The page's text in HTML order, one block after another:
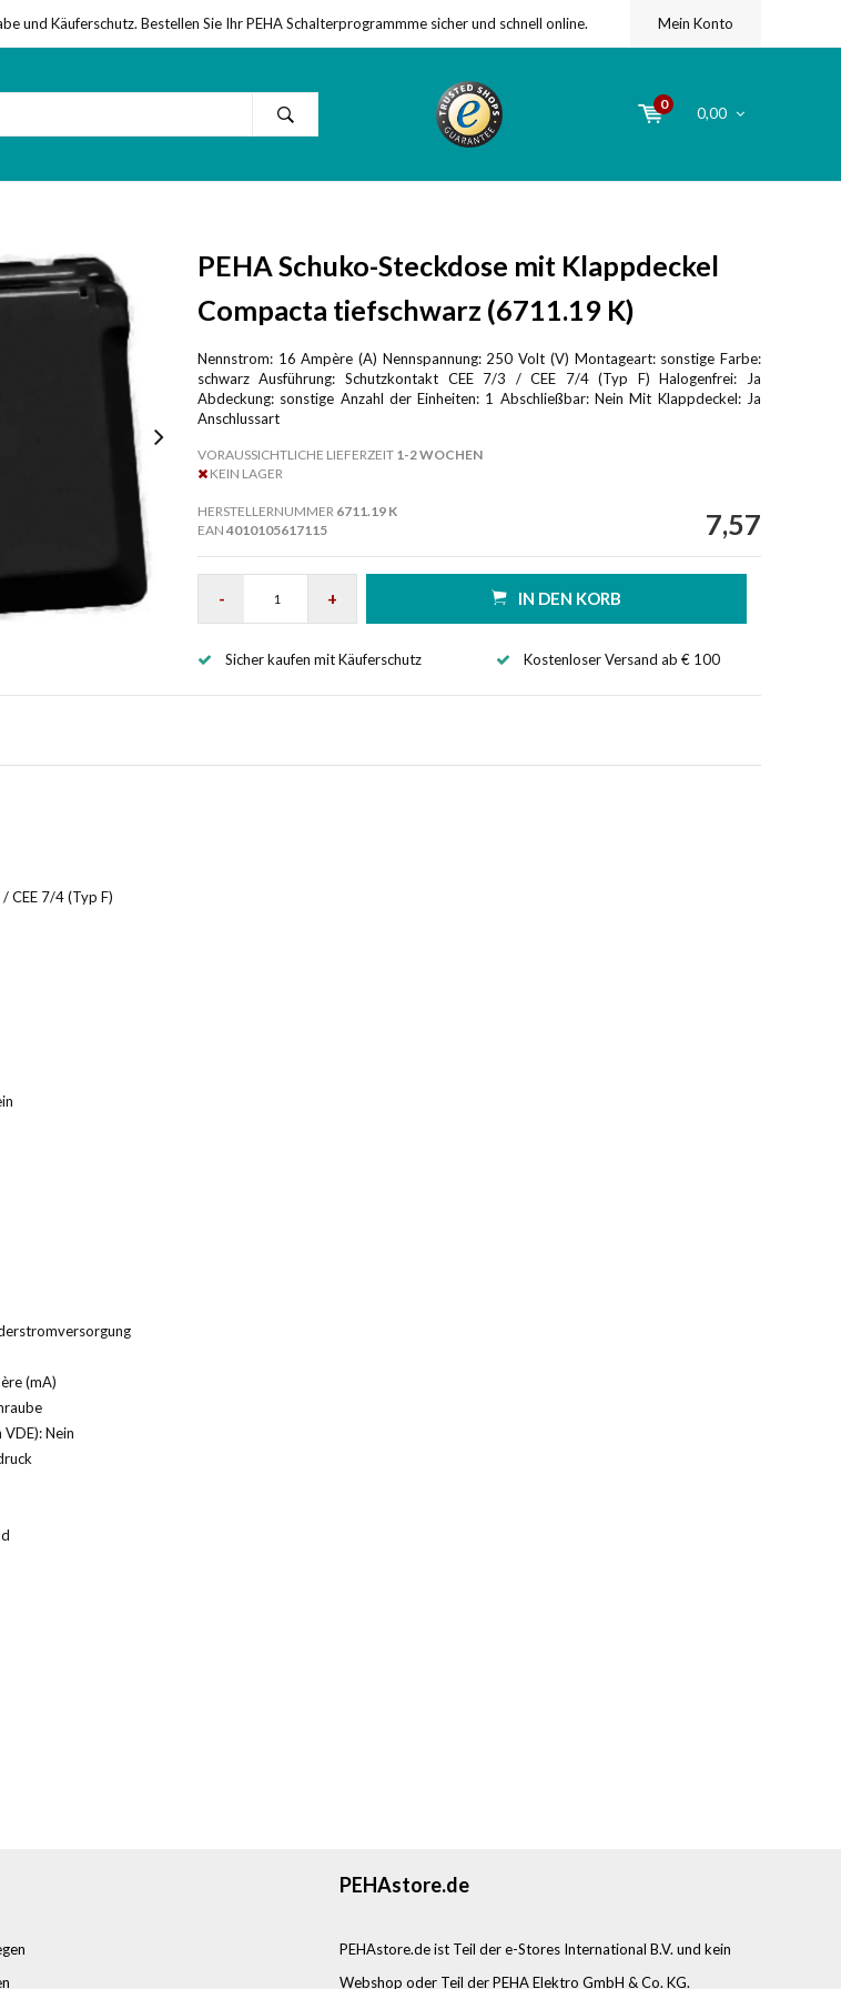
und Käuferschutz. Bestellen Sie Ihr PEHA Schalterprogrammme sicher und schnell online. Mein Konto
0
0,00
PEHA Schuko-Steckdose mit Klappdeckel
Compacta tiefschwarz (6711.19 K)
Nennstrom: 16 Ampère (A) Nennspannung: 250 Volt (V) Montageart: sonstige Farbe:
schwarz Ausführung: Schutzkontakt CEE 7/3 / CEE 7/4 (Typ F) Halogenfrei: Ja
Abdeckung: sonstige Anzahl der Einheiten: 1 Abschließbar: Nein Mit Klappdeckel: Ja
Anschlussart
VORAUSSICHTLICHE LIEFERZEIT1-2 WOCHEN
KEIN LAGER
HERSTELLERNUMMER 6711.19 K
EAN 4010105617115 7,57
- + IN DEN KORB
Sicher kaufen mit Käuferschutz Kostenloser Versand ab € 100
CEE 7/4 (Typ F)
(mA)
Nein
PEHAstore.de
PEHAstore.de ist Teil der e-Stores International B.V. und kein
Webshop oder Teil der PEHA Elektro GmbH & Co. KG.